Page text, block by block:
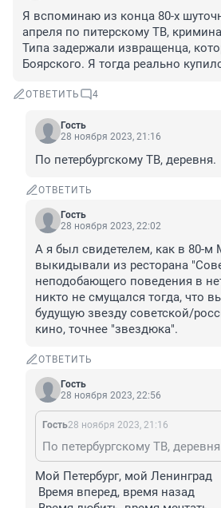
Я вспоминаю из конца 80-х
апреля по питерскому ТВ,
Типа задержали извращенца,
Боярского. Я тогда реально
ОТВЕТИТЬ 4
Гость
28 ноября 2023, 21:16
По петербургскому ТВ, деревня.
ОТВЕТИТЬ
Гость
28 ноября 2023, 22:02
А я был свидетелем, как в 80-м
выкидывали из ресторана
неподобающего поведения в
никто не смущался тогда, что
будущую звезду советской/
кино, точнее "звездюка".
ОТВЕТИТЬ
Гость
28 ноября 2023, 22:56
Гость28 ноября 2023, 21:16
По петербургскому ТВ,
Мой Петербург, мой Ленинград
Время вперед, время назад